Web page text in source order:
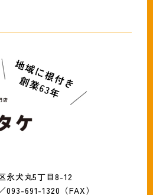
永犬丸5丁目8-12
691-1320（FAX）